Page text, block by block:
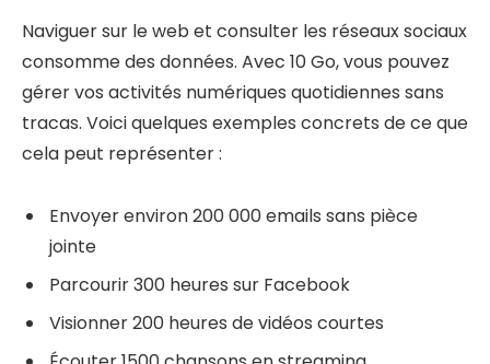
Naviguer sur le web et consulter les réseaux sociaux
consomme des données. Avec 10 Go, vous pouvez
gérer vos activités numériques quotidiennes sans
tracas. Voici quelques exemples concrets de ce que
cela peut représenter :
Envoyer environ 200 000 emails sans pièce
jointe
Parcourir 300 heures sur Facebook
Visionner 200 heures de vidéos courtes